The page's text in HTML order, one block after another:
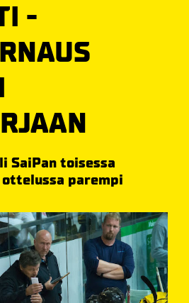
-
SaiPan toisessa
parempi